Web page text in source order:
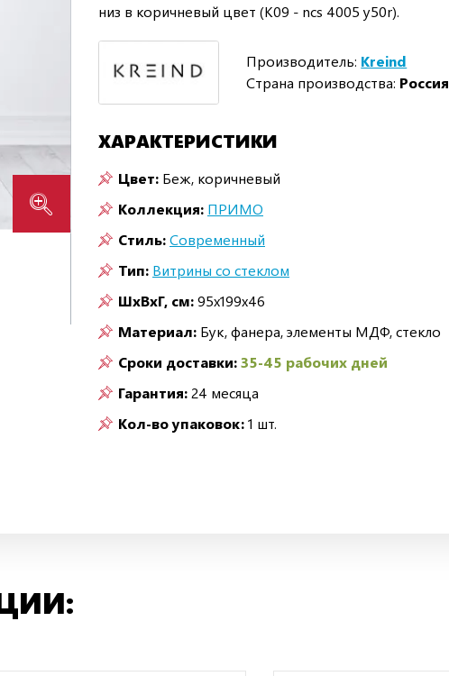
низ в коричневый цвет (K09 - ncs 4005 y50r).
Производитель: Kreind
Страна производства: Россия
ХАРАКТЕРИСТИКИ
Цвет: Беж, коричневый
Коллекция: ПРИМО
Стиль:Современный
Тип: Витрины со стеклом
ШxВxГ, см:95x199x46
Материал: Бук, фанера, элементы МДФ, стекло
Сроки доставки:35-45 рабочих дней
Гарантия:24 месяца
Кол-во упаковок:1 шт.